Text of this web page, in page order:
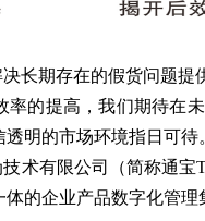
长期存在的假货问题提
率的提高，我们期待在
明的市场环境指日可待
术有限公司（简称通
的企业产品数字化管